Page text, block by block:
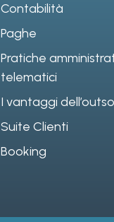
Contabilità
Paghe
Pratiche
telematici
I vantaggi
Suite Clienti
Booking